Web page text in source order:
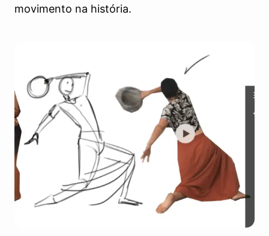
movimento na história.